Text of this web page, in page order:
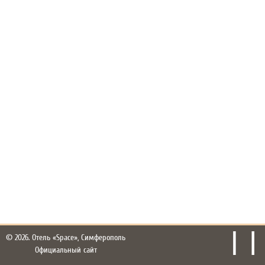
© 2026. Отель «Space», Симферополь
Официальный сайт